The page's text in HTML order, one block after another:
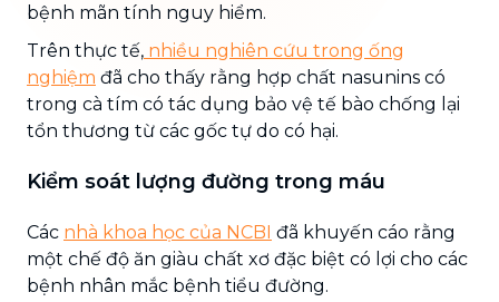
bệnh mãn tính nguy hiểm.
Trên thực tế, nhiều nghiên cứu trong ống
nghiệm đã cho thấy rằng hợp chất nasunins có
trong cà tím có tác dụng bảo vệ tế bào chống lại
tổn thương từ các gốc tự do có hại.
Kiểm soát lượng đường trong máu
Các nhà khoa học của NCBI đã khuyến cáo rằng
một chế độ ăn giàu chất xơ đặc biệt có lợi cho các
bệnh nhân mắc bệnh tiểu đường.